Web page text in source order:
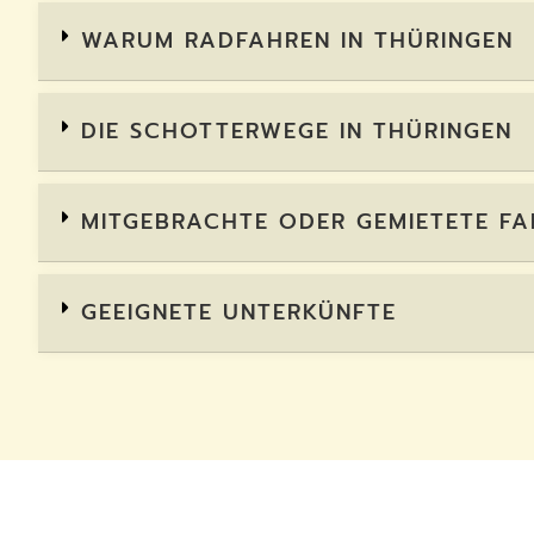
WARUM RADFAHREN IN THÜRINGEN
DIE SCHOTTERWEGE IN THÜRINGEN
MITGEBRACHTE ODER GEMIETETE
GEEIGNETE UNTERKÜNFTE